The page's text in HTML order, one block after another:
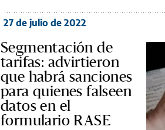
27 de julio de 2022
Segmentación de
tarifas: advirtieron
que habrá sanciones
para quienes falseen
datos en el
formulario RASE